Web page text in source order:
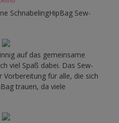
SchnabelingHipBag Sew-
auf das gemeinsame
viel Spaß dabei. Das Sew-
Vorbereitung für alle, die sich
trauen, da viele